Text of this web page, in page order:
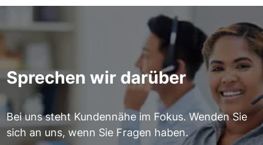
Sprechen wir darüber
Bei uns steht Kundennähe im Fokus. Wenden Sie
sich an uns, wenn Sie Fragen haben.